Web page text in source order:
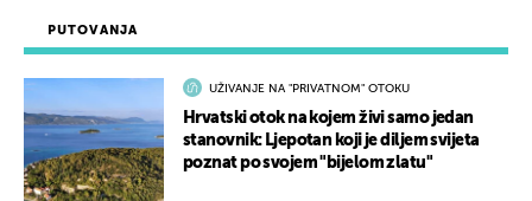
PUTOVANJA
UŽIVANJE NA "PRIVATNOM" OTOKU
Hrvatski otok na kojem živi samo jedan
stanovnik: Ljepotan koji je diljem svijeta
poznat po svojem "bijelom zlatu"